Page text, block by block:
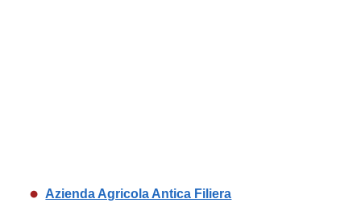
Azienda Agricola Antica Filiera